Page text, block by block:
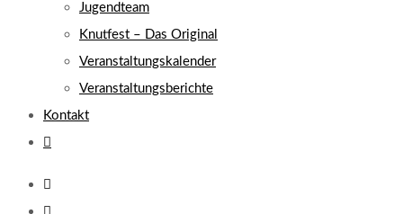
Jugendteam
Knutfest – Das Original
Veranstaltungskalender
Veranstaltungsberichte
Kontakt
Website-
umschalten